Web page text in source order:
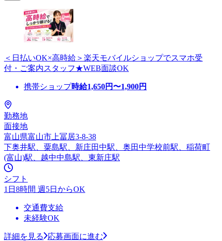
＜日払いOK×高時給＞楽天モバイルショップでスマホ受
付・ご案内スタッフ★WEB面談OK
携帯ショップ時給1,650円〜1,900円
勤務地
面接地
富山県富山市上冨居3-8-38
下奥井駅、粟島駅、新庄田中駅、奥田中学校前駅、稲荷町
(富山)駅、越中中島駅、東新庄駅
シフト
1日8時間 週5日からOK
交通費支給
未経験OK
詳細を見る
応募画面に進む